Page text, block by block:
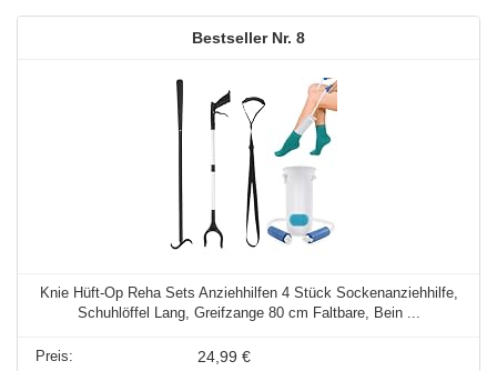
8
Knie Hüft-Op Reha Sets Anziehhilfen 4 Stück Sockenanziehhilfe,
Schuhlöffel Lang, Greifzange 80 cm Faltbare, Bein ...
24,99 €